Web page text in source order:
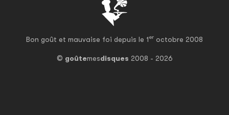
Bon goût et mauvaise foi depuis le 1er octobre 2008
© goûtemesdisques 2008 - 2026